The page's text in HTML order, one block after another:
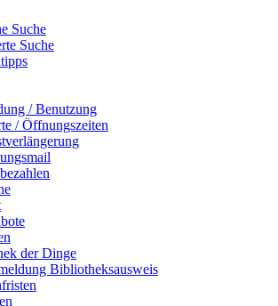
Suche
Suche
/ Benutzung
/ Öffnungszeiten
der Dinge
Bibliotheksausweis